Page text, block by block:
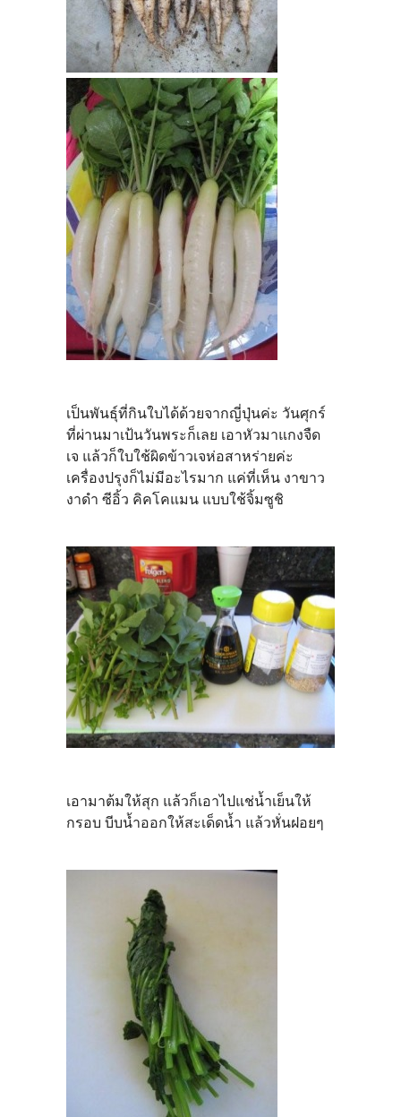
เป็นพันธุ์ที่กินใบได้ด้วยจากญี่ปุ่นค่ะ วันศุกร์
ที่ผ่านมาเป้นวันพระก็เลย เอาหัวมาแกงจืด
เจ แล้วก็ใบใช้ผิดข้าวเจห่อสาหร่ายค่ะ
เครื่องปรุงก็ไม่มีอะไรมาก แค่ที่เห็น งาขาว
งาดำ ซีอิ้ว คิคโคแมน แบบใช้จิ้มซูชิ
เอามาต้มให้สุก แล้วก็เอาไปแช่น้ำเย็นให้
กรอบ บีบน้ำออกให้สะเด็ดน้ำ แล้วหั่นฝอยๆ